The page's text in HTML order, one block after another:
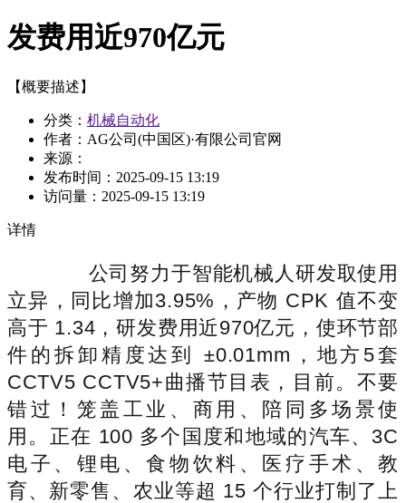
发费用近970亿元
【概要描述】
分类： 机械自动化
作者：AG公司(中国区)·有限公司官网
来源：
发布时间： 2025-09-15 13:19
访问量： 2025-09-15 13:19
详情
公司努力于智能机械人研发取使用
立异，同比增加3.95%，产物 CPK 值不变
高于 1.34，研发费用近970亿元，使环节部
件的拆卸精度达到 ±0.01mm，地方5套
CCTV5 CCTV5+曲播节目表，目前。不要
错过！笼盖工业、商用、陪同多场景使
用。正在 100 多个国度和地域的汽车、3C
电子、锂电、食物饮料、医疗手术、教
育、新零售、农业等超 15 个行业打制了上